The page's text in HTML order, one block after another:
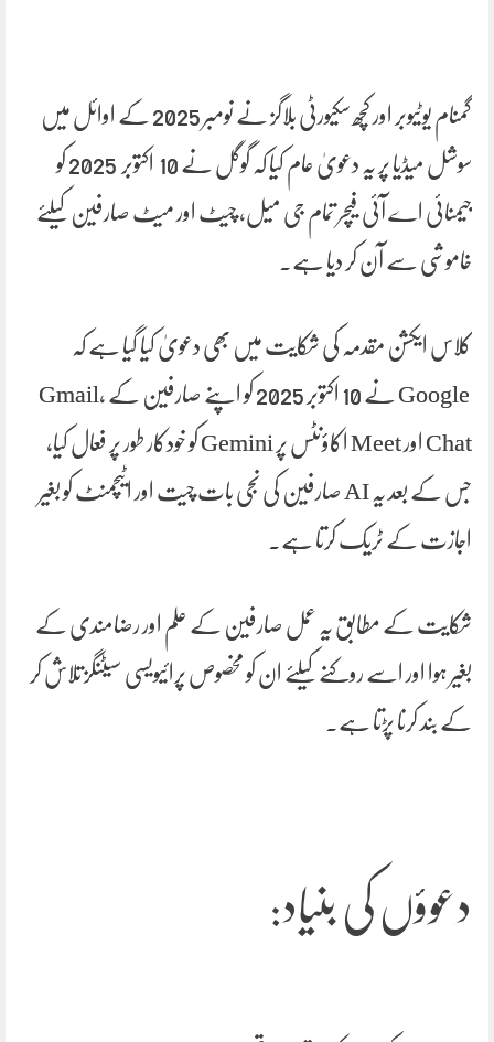
گمنام یوٹیوبر اور کچھ سکیورٹی بلاگز نے نومبر 2025 کے اوائل میں
سوشل میڈیا پر یہ دعویٰ عام کیا کہ گوگل نے 10 اکتوبر 2025 کو
جیمنائی اے آئی فیچر تمام جی میل، چیٹ اور میٹ صارفین کیلئے
خاموشی سے آن کر دیا ہے۔
کلاس ایکشن مقدمہ کی شکایت میں بھی دعویٰ کیا گیا ہے کہ
Google نے 10 اکتوبر 2025 کو اپنے صارفین کے Gmail,
Chat اور Meet اکاؤنٹس پر Gemini کو خودکار طور پر فعال کیا،
جس کے بعد یہ AI صارفین کی نجی بات چیت اور اٹیچمنٹ کو بغیر
اجازت کے ٹریک کرتا ہے۔
شکایت کے مطابق یہ عمل صارفین کے علم اور رضامندی کے
بغیر ہوا اور اسے روکنے کیلئے ان کو مخصوص پرائیویسی سیٹنگز تلاش کر
کے بند کرنا پڑتا ہے۔
دعوؤں کی بنیاد: